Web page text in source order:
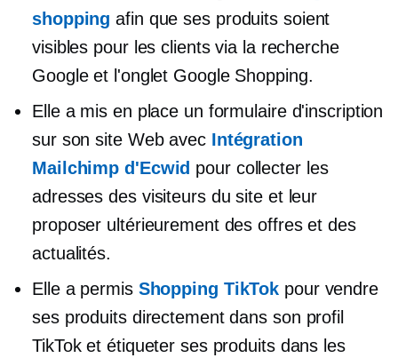
shopping afin que ses produits soient
visibles pour les clients via la recherche
Google et l'onglet Google Shopping.
Elle a mis en place un formulaire d'inscription
sur son site Web avec Intégration
Mailchimp d'Ecwid pour collecter les
adresses des visiteurs du site et leur
proposer ultérieurement des offres et des
actualités.
Elle a permis Shopping TikTok pour vendre
ses produits directement dans son profil
TikTok et étiqueter ses produits dans les